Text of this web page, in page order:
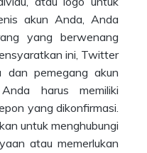
akun Anda, Anda
yang berwenang
ini, Twitter
dan pemegang akun
harus memiliki
yang dikonfirmasi.
untuk menghubungi
atau memerlukan